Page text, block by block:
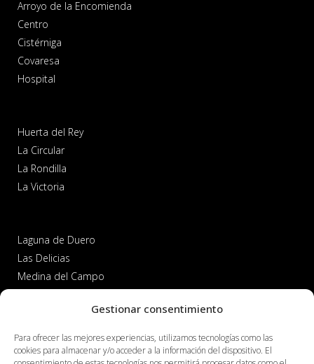
Gestionar consentimiento
Para ofrecer las mejores experiencias, utilizamos tecnologías como las
cookies para almacenar y/o acceder a la información del dispositivo. El
Arroyo de la Encomienda
Centro
Cistérniga
Covaresa
Hospital
Huerta del Rey
La Circular
La Rondilla
La Victoria
Laguna de Duero
Las Delicias
Medina del Campo
Paseo Zorrilla